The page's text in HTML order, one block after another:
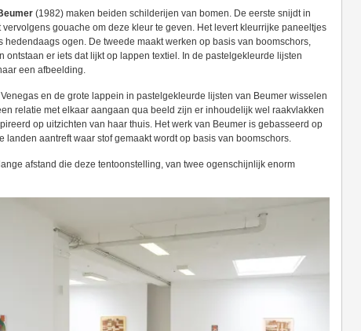
(1982) maken beiden schilderijen van bomen. De eerste snijdt in
gouache om deze kleur te geven. Het levert kleurrijke paneeltjes
ogen. De tweede maakt werken op basis van boomschors,
ontstaan er iets dat lijkt op lappen textiel. In de pastelgekleurde lijsten
een afbeelding.
en de grote lappein in pastelgekleurde lijsten van Beumer wisselen
relatie met elkaar aangaan qua beeld zijn er inhoudelijk wel raakvlakken
op uitzichten van haar thuis. Het werk van Beumer is gebasseerd op
landen aantreft waar stof gemaakt wordt op basis van boomschors.
afstand die deze tentoonstelling, van twee ogenschijnlijk enorm